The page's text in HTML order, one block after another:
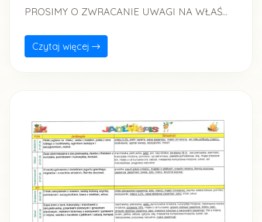
PROSIMY O ZWRACANIE UWAGI NA WŁAŚ...
Czytaj więcej